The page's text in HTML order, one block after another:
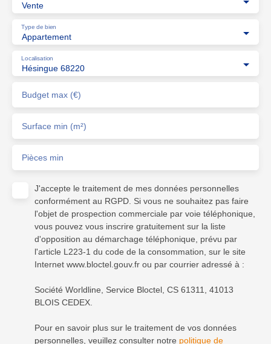
Vente
Appartement
Type de bien
Hésingue 68220
Localisation
Budget max (€)
Surface min (m²)
Pièces min
J'accepte le traitement de mes données personnelles
conformément au RGPD. Si vous ne souhaitez pas faire
l'objet de prospection commerciale par voie téléphonique,
vous pouvez vous inscrire gratuitement sur la liste
d'opposition au démarchage téléphonique, prévu par
l'article L223-1 du code de la consommation, sur le site
Internet www.bloctel.gouv.fr ou par courrier adressé à :
Société Worldline, Service Bloctel, CS 61311, 41013
BLOIS CEDEX.
Pour en savoir plus sur le traitement de vos données
personnelles, veuillez consulter notre politique de